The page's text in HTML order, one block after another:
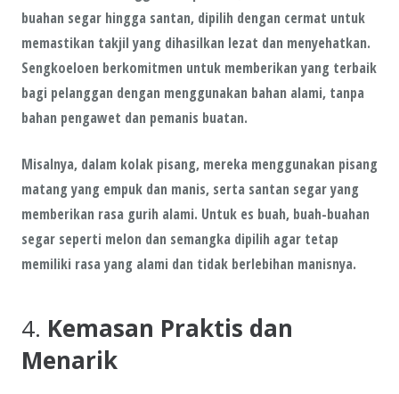
buahan segar hingga santan, dipilih dengan cermat untuk
memastikan takjil yang dihasilkan lezat dan menyehatkan.
Sengkoeloen berkomitmen untuk memberikan yang terbaik
bagi pelanggan dengan menggunakan bahan alami, tanpa
bahan pengawet dan pemanis buatan.
Misalnya, dalam kolak pisang, mereka menggunakan pisang
matang yang empuk dan manis, serta santan segaryang
memberikan rasa gurih alami. Untuk es buah, buah-buahan
segar seperti melon dan semangka dipilih agar tetap
memiliki rasa yang alami dan tidak berlebihan manisnya.
4. Kemasan Praktis dan
Menarik